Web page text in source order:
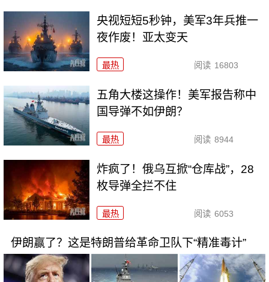
央视短短5秒钟，美军3年兵推一
夜作废！亚太变天
最热 阅读 16803
五角大楼这操作！美军报告称中
国导弹不如伊朗？
最热 阅读 8944
炸疯了！俄乌互掀“仓库战”，28
枚导弹全拦不住
最热 阅读 6053
伊朗赢了？这是特朗普给革命卫队下“精准毒计”